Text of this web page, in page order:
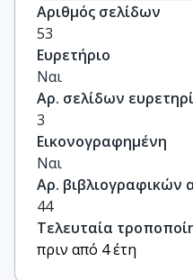
Αριθμός σελίδων
53
Ευρετήριο
Ναι
Αρ. σελίδων
3
Εικονογραφημένη
Ναι
Αρ.
44
Τελευταία
πριν από 4 έτη